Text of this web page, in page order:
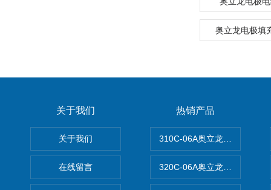
奥立龙电极填
关于我们
关于我们
在线留言
热销产品
310C-06A奥立龙实验室台式
320C-06A奥立龙实验室便携